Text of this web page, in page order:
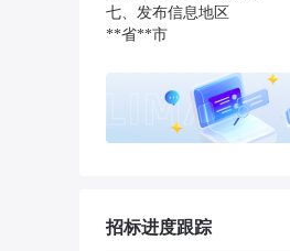
七、发布信息地区
**省**市
招标进度跟踪